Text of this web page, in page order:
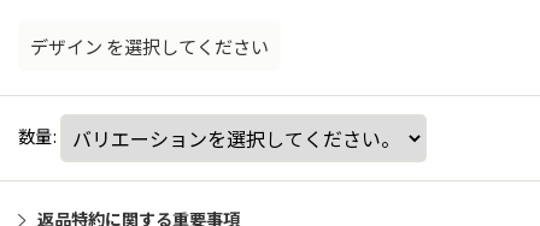
デザイン を選択してください
数量:
返品特約に関する重要事項